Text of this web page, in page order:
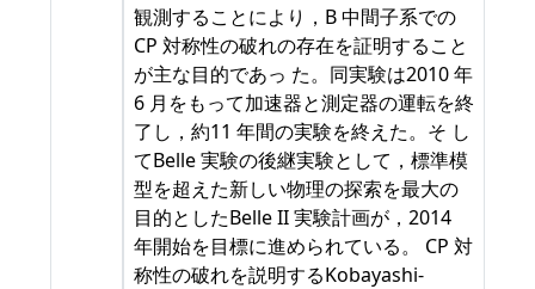
観測することにより，B 中間子系での
CP 対称性の破れの存在を証明すること
が主な目的であっ た。同実験は2010 年
6 月をもって加速器と測定器の運転を終
了し，約11 年間の実験を終えた。そ し
てBelle 実験の後継実験として，標準模
型を超えた新しい物理の探索を最大の
目的としたBelle II 実験計画が，2014
年開始を目標に進められている。 CP 対
称性の破れを説明するKobayashi-